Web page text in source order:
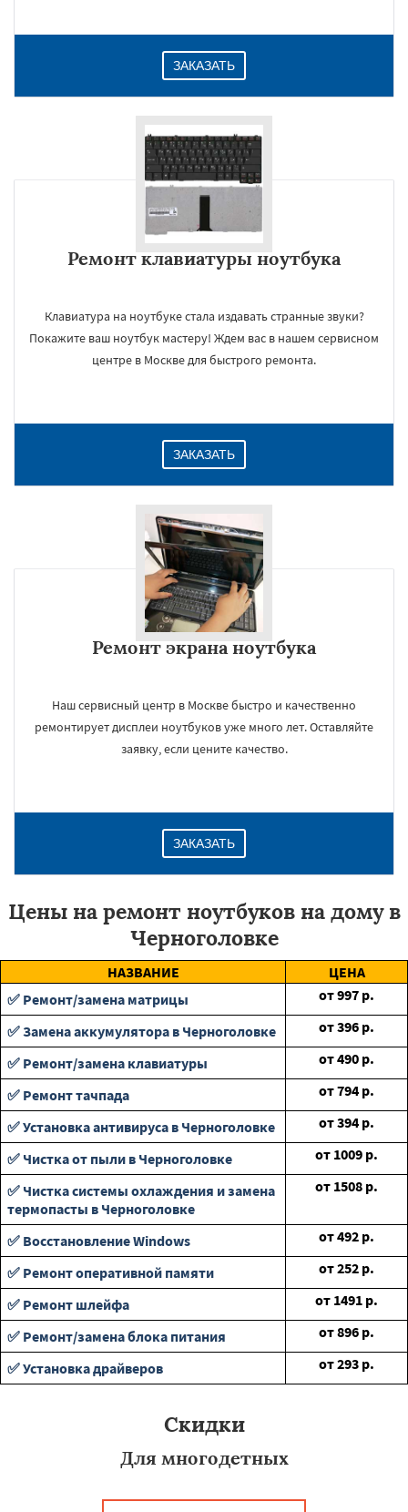
ЗАКАЗАТЬ
Ремонт клавиатуры ноутбука
Клавиатура на ноутбуке стала издавать странные звуки?
Покажите ваш ноутбук мастеру! Ждем вас в нашем сервисном
центре в Москве для быстрого ремонта.
ЗАКАЗАТЬ
Ремонт экрана ноутбука
Наш сервисный центр в Москве быстро и качественно
ремонтирует дисплеи ноутбуков уже много лет. Оставляйте
заявку, если цените качество.
ЗАКАЗАТЬ
Цены на ремонт ноутбуков на дому в
Черноголовке
НАЗВАНИЕ
ЦЕНА
✅ Ремонт/замена матрицы
от997 р.
✅ Замена аккумулятора в Черноголовке
от396 р.
✅ Ремонт/замена клавиатуры
от490 р.
✅ Ремонт тачпада
от794 р.
✅ Установка антивируса в Черноголовке
от394 р.
✅ Чистка от пыли в Черноголовке
от 1009 р.
✅ Чистка системы охлаждения и замена
термопасты в Черноголовке
от 1508 р.
✅ Восстановление Windows от492 р.
✅ Ремонт оперативной памяти
от252 р.
✅ Ремонт шлейфа
от 1491 р.
✅ Ремонт/замена блока питания
от896 р.
✅ Установка драйверов
от293 р.
Скидки
Для многодетных